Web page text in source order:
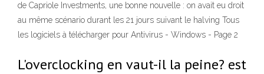
de Capriole Investments, une bonne nouvelle : on avait eu droit
au même scénario durant les 21 jours suivant le halving Tous
les logiciels à télécharger pour Antivirus - Windows - Page 2
L'overclocking en vaut-il la peine? est